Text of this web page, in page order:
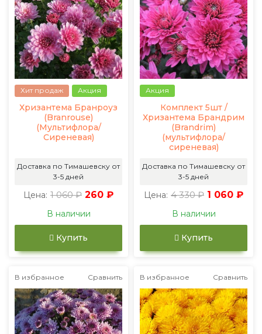
Хит продаж Акция
Хризантема Бранроуз
(Branrouse)
(Мультифлора/
Сиреневая)
Доставка по Тимашевску от
3-5 дней
Цена: 1 060 ₽ 260 ₽
В наличии
Купить
Акция
Комплект 5шт /
Хризантема Брандрим
(Brandrim)
(мультифлора/
сиреневая)
Доставка по Тимашевску от
3-5 дней
Цена: 4 330 ₽ 1 060 ₽
В наличии
Купить
В избранное Сравнить В избранное Сравнить